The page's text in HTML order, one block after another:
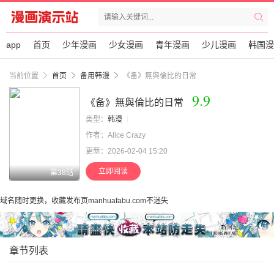
app 首页 少年漫画 少女漫画 青年漫画 少儿漫画 韩国
当前位置 首页 备用韩漫 《备》無與倫比的日常
第38話
《备》無與倫比的日常 9.9
类型： 韩漫
作者：Alice Crazy
更新：2026-02-04 15:20
立即阅读
域名随时更换，收藏发布页manhuafabu.com不迷失
章节列表